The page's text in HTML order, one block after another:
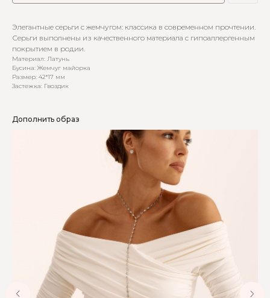
Элегантные серьги с жемчугом: классика в современном прочтении.
Серьги выполнены из качественного материала с гипоаллергенным
покрытием в родии.
Материал: Латунь
Бусина: Жемчуг майорка
Размер: 42*17 мм
Застежка: Гвоздик
Дополнить образ